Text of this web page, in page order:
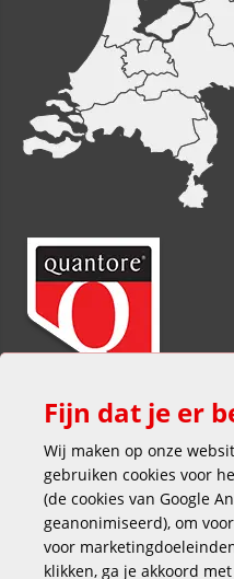
Fijn dat je er
Wij maken op onze
gebruiken cookies voor
(de cookies van Google
geanonimiseerd), om
voor
klikken, ga je akkoord